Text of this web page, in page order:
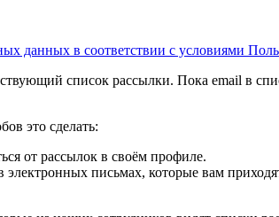
данных в соответствии с условиями
список рассылки. Пока email в
это сделать:
от рассылок в своём профиле.
письмах, которые вам